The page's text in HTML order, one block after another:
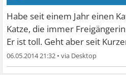
Habe seit einem Jahr einen
Katze, die immer
Er ist toll. Geht aber seit
06.05.2014 21:32 •